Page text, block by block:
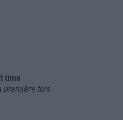
time
première fois